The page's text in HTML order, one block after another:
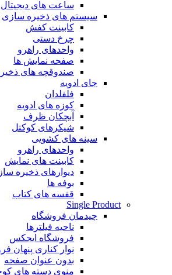
ساعت های دیجیتال
سیستم های ذخیره سازی
کابینت کفش
چرخ دستی
واحدهای راهرو
صفحه نمایش ها
صندوقچه های
جای ادویه
فلفلدان
کوزه های ادویه
آبچکان ظرف
شیکرهای کوکتل
سینه های کشویی
واحدهای راهرو
کابینت های نمایش
دیوارهای ذخیره
بوفه ها
قفسه های کتاب
Single Product
چیدمان فروشگاه
ناحیه فیلترها
فروشگاه ایجکس
نوار کناری پنهان
بدون عنوان صفحه
منوی دسته های